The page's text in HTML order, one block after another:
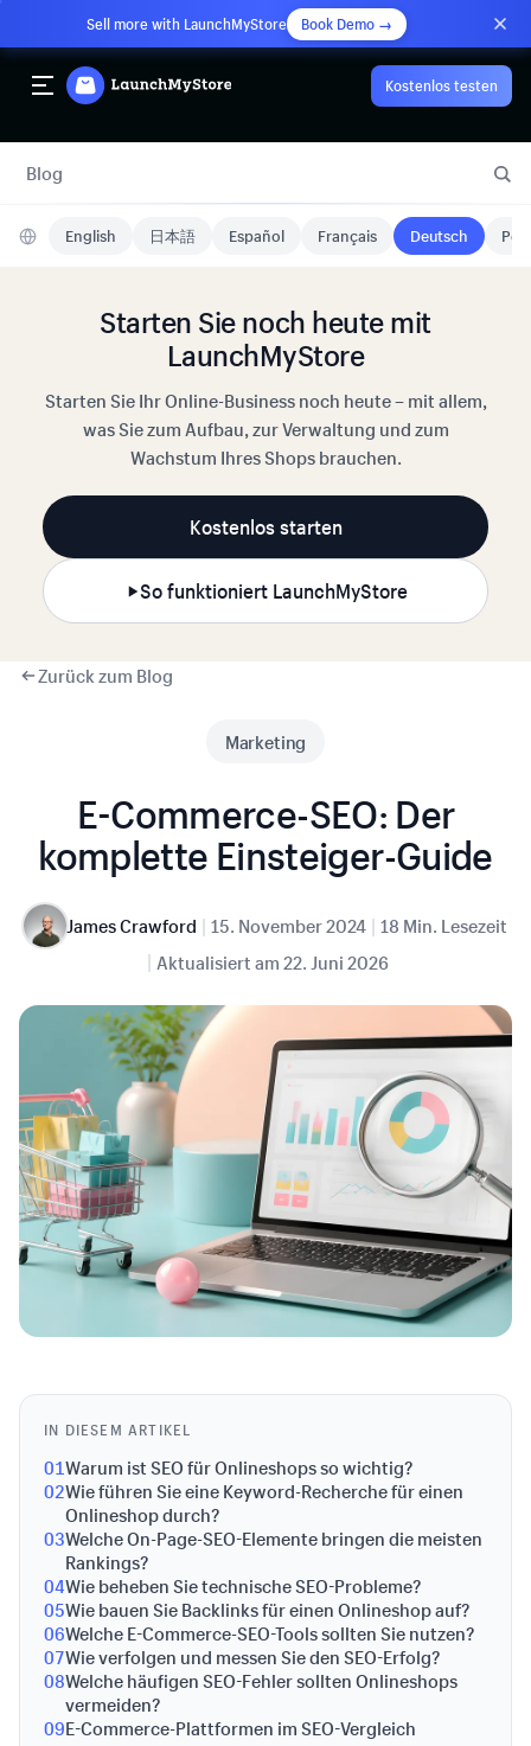
Sell more with LaunchMyStore Book Demo →
Kostenlos testen
Blog
English 日本語 Español Français Deutsch
Starten Sie noch heute mit
LaunchMyStore
Starten Sie Ihr Online-Business noch heute – mit allem,
was Sie zum Aufbau, zur Verwaltung und zum
Wachstum Ihres Shops brauchen.
Kostenlos starten
So funktioniert LaunchMyStore
Zurück zum Blog
Marketing
E-Commerce-SEO: Der
komplette Einsteiger-Guide
James Crawford | 15. November 2024 | 18 Min. Lesezeit
| Aktualisiert am 22. Juni 2026
IN DIESEM ARTIKEL
01Warum ist SEO für Onlineshops so wichtig?
02Wie führen Sie eine Keyword-Recherche für einen
Onlineshop durch?
03Welche On-Page-SEO-Elemente bringen die meisten
Rankings?
04Wie beheben Sie technische SEO-Probleme?
05Wie bauen Sie Backlinks für einen Onlineshop auf?
06Welche E-Commerce-SEO-Tools sollten Sie nutzen?
07Wie verfolgen und messen Sie den SEO-Erfolg?
08Welche häufigen SEO-Fehler sollten Onlineshops
vermeiden?
09E-Commerce-Plattformen im SEO-Vergleich